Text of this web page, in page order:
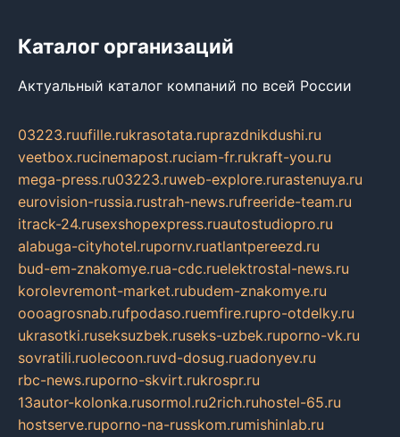
Каталог организаций
Актуальный каталог компаний по всей России
03223.ruufille.rukrasotata.ruprazdnikdushi.ru
veetbox.rucinemapost.ruciam-fr.rukraft-you.ru
mega-press.ru03223.ruweb-explore.rurastenuya.ru
eurovision-russia.rustrah-news.rufreeride-team.ru
itrack-24.rusexshopexpress.ruautostudiopro.ru
alabuga-cityhotel.rupornv.ruatlantpereezd.ru
bud-em-znakomye.rua-cdc.ruelektrostal-news.ru
korolevremont-market.rubudem-znakomye.ru
oooagrosnab.rufpodaso.ruemfire.rupro-otdelky.ru
ukrasotki.ruseksuzbek.ruseks-uzbek.ruporno-vk.ru
sovratili.ruolecoon.ruvd-dosug.ruadonyev.ru
rbc-news.ruporno-skvirt.rukrospr.ru
13autor-kolonka.rusormol.ru2rich.ruhostel-65.ru
hostserve.ruporno-na-russkom.rumishinlab.ru